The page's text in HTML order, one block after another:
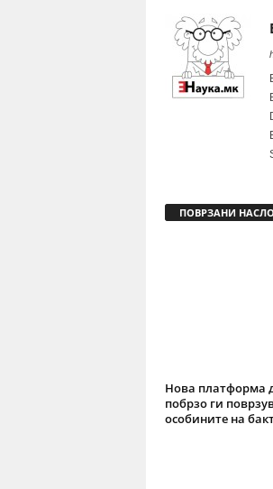
ПОВРЗАНИ
Нова платформа
побрзо ги
особините на